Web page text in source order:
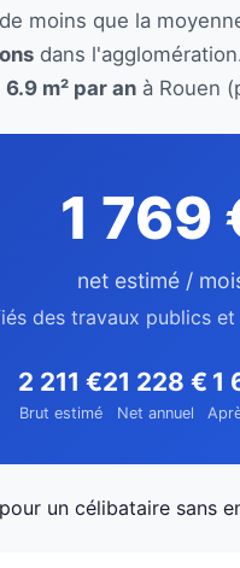
moins que la
dans
6.9 m² par an à Rouen
1 769
net estimé /
des travaux publics
2 211 €
Brut estimé
21 228 €
Net annuel
1
un célibataire sans